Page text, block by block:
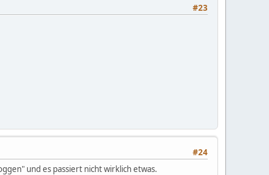
#23
#24
und es passiert nicht wirklich etwas.